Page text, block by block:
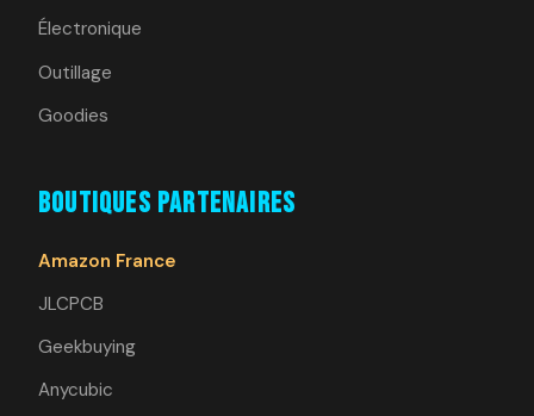
Électronique
Outillage
Goodies
Boutiques Partenaires
Amazon France
JLCPCB
Geekbuying
Anycubic